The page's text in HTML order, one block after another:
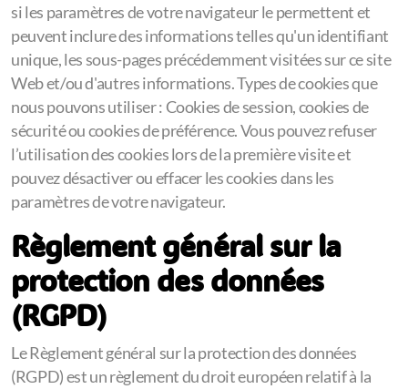
si les paramètres de votre navigateur le permettent et
peuvent inclure des informations telles qu'un identifiant
unique, les sous-pages précédemment visitées sur ce site
Web et/ou d'autres informations. Types de cookies que
nous pouvons utiliser : Cookies de session, cookies de
sécurité ou cookies de préférence. Vous pouvez refuser
l’utilisation des cookies lors de la première visite et
pouvez désactiver ou effacer les cookies dans les
paramètres de votre navigateur.
Règlement général sur la
protection des données
(RGPD)
Le Règlement général sur la protection des données
(RGPD) est un règlement du droit européen relatif à la